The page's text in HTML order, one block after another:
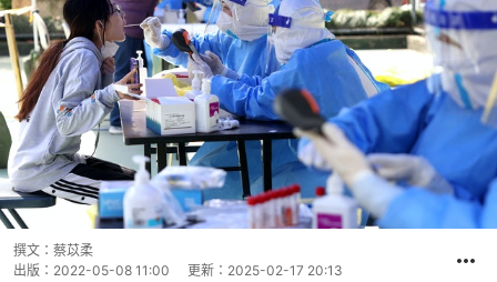
撰文： 蔡苡柔
出版： 2022-05-08 11:00 更新： 2025-02-17 20:13